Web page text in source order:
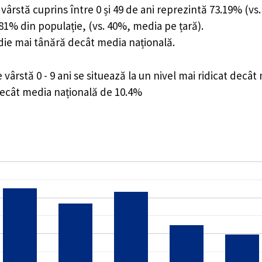
cuprins între 0 și 49 de ani reprezintă 73.19%
din populație, (vs. 40%, media pe țară).
mai tânără decât media națională.
0 - 9 ani se situează la un nivel mai ridicat
media națională de 10.4%